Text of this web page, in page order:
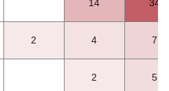
14 34
2 4 7
2 5